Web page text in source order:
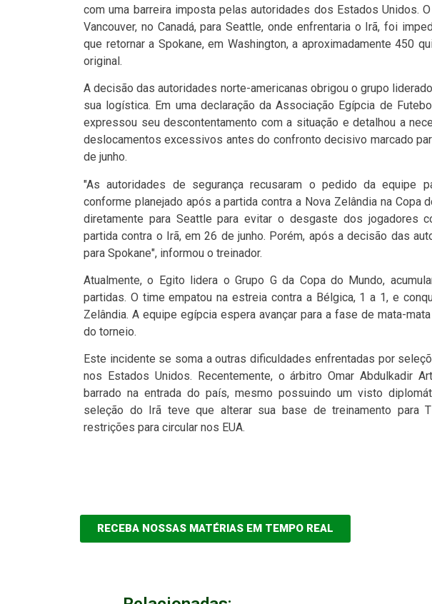
com uma barreira imposta pelas autoridades dos Estados Unidos.
Vancouver, no Canadá, para Seattle, onde enfrentaria o Irã, foi
que retornar a Spokane, em Washington, a aproximadamente 450
original.
A decisão das autoridades norte-americanas obrigou o grupo
sua logística. Em uma declaração da Associação Egípcia de
expressou seu descontentamento com a situação e detalhou a
deslocamentos excessivos antes do confronto decisivo marcado
de junho.
"As autoridades de segurança recusaram o pedido da equipe
conforme planejado após a partida contra a Nova Zelândia na Copa
diretamente para Seattle para evitar o desgaste dos jogadores
partida contra o Irã, em 26 de junho. Porém, após a decisão das
para Spokane", informou o treinador.
Atualmente, o Egito lidera o Grupo G da Copa do Mundo,
partidas. O time empatou na estreia contra a Bélgica, 1 a 1, e
Zelândia. A equipe egípcia espera avançar para a fase de mata-
do torneio.
Este incidente se soma a outras dificuldades enfrentadas por
nos Estados Unidos. Recentemente, o árbitro Omar Abdulkadir
barrado na entrada do país, mesmo possuindo um visto
seleção do Irã teve que alterar sua base de treinamento para
restrições para circular nos EUA.
RECEBA NOSSAS MATÉRIAS EM TEMPO REAL